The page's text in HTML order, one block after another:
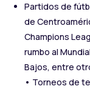
Partidos de
de
Champions
rumbo al
Bajos, entre
• Torneos de